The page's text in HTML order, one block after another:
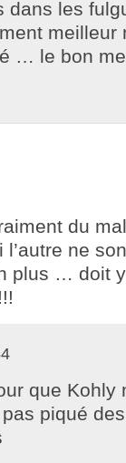
dans les
meilleur
… le bon
du
l’autre ne
plus … doit
que Kohly
piqué des